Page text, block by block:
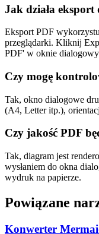
Jak działa eksport
Eksport PDF
przeglądarki. Kliknij
PDF' w oknie
Czy mogę
Tak, okno dialogowe
(A4, Letter itp.),
Czy jakość PDF
Tak, diagram jest
wysłaniem do okna
wydruk na papierze.
Powiązane
Konwerter